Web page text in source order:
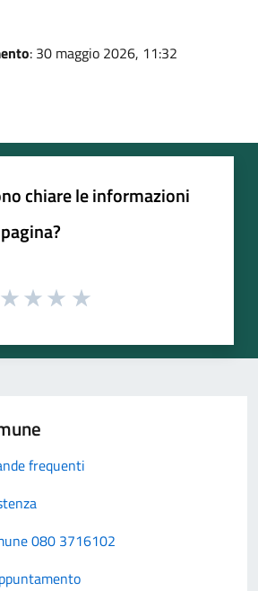
: 30 maggio 2026, 11:32
chiare le informazioni
frequenti
080 3716102